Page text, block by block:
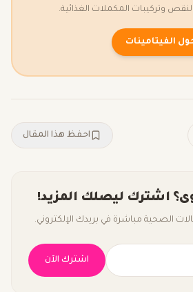
وتركيبات المكملات الغذائية.
الفيتامينات
احفظ هذا المقال
اشترك ليصلك المزيد!
الصحية مباشرة في بريدك الإلكتروني.
اشترك الآن